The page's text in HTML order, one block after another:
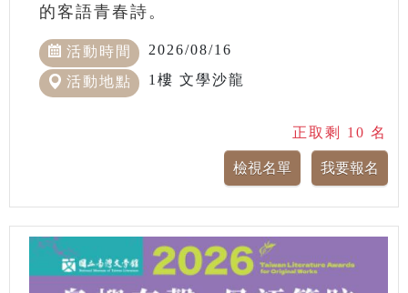
的客語青春詩。
活動時間 2026/08/16
活動地點 1樓 文學沙龍
正取剩 10 名